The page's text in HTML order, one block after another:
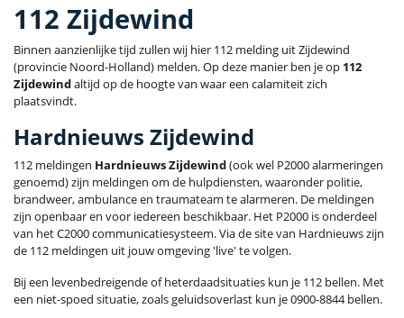
112 Zijdewind
Binnen aanzienlijke tijd zullen wij hier 112 melding uit Zijdewind
(provincie Noord-Holland) melden. Op deze manier ben je op 112
Zijdewindaltijd op de hoogte van waar een calamiteit zich
plaatsvindt.
Hardnieuws Zijdewind
112 meldingen Hardnieuws Zijdewind(ook wel P2000 alarmeringen
genoemd) zijn meldingen om de hulpdiensten, waaronder politie,
brandweer, ambulance en traumateam te alarmeren. De meldingen
zijn openbaar en voor iedereen beschikbaar. Het P2000 is onderdeel
van het C2000 communicatiesysteem. Via de site van Hardnieuws zijn
de 112 meldingen uit jouw omgeving 'live' te volgen.
Bij een levenbedreigende of heterdaadsituaties kun je 112 bellen. Met
een niet-spoed situatie, zoals geluidsoverlast kun je 0900-8844 bellen.